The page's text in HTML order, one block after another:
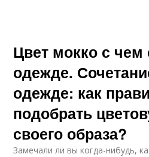
Цвет мокко с чем
одежде.
одежде: как
подобрать
своего образа?
Замечали ли вы когда-нибудь,